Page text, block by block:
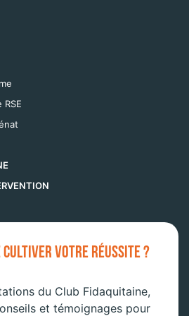
VOTRE RÉUSSITE ?
du Club Fidaquitaine,
et témoignages pour